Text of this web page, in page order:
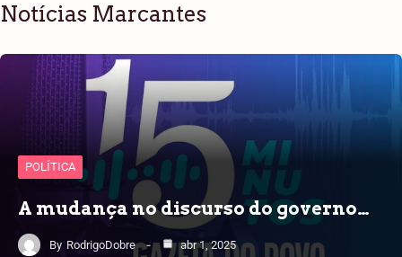
Notícias Marcantes
POLÍTICA
A mudança no discurso do governo…
By RodrigoDobre abr 1, 2025